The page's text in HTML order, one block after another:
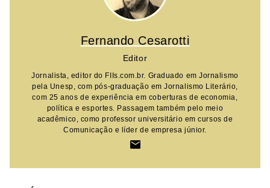
Fernando Cesarotti
Editor
Jornalista, editor do FIIs.com.br. Graduado em Jornalismo
pela Unesp, com pós-graduação em Jornalismo Literário,
com 25 anos de experiência em coberturas de economia,
política e esportes. Passagem também pelo meio
acadêmico, como professor universitário em cursos de
Comunicação e líder de empresa júnior.